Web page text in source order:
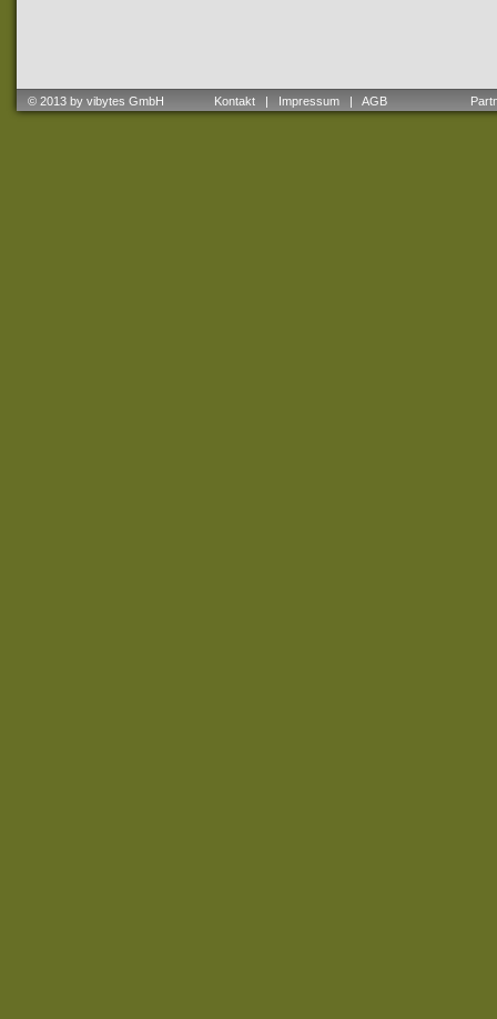
© 2013 by vibytes GmbH Kontakt | Impressum | AGB